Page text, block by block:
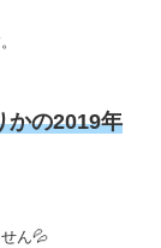
かの2019年
ん💦